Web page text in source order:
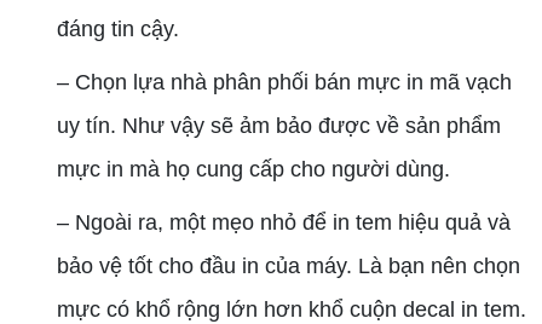
đáng tin cậy.
– Chọn lựa nhà phân phối bán mực in mã vạch
uy tín. Như vậy sẽ ảm bảo được về sản phẩm
mực in mà họ cung cấp cho người dùng.
– Ngoài ra, một mẹo nhỏ để in tem hiệu quả và
bảo vệ tốt cho đầu in của máy. Là bạn nên chọn
mực có khổ rộng lớn hơn khổ cuộn decal in tem.